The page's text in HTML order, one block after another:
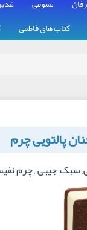
کتاب های فاطمی
پالتویی چرم
سبک, جیبی , چرم